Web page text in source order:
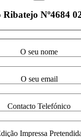
Nº4684
O seu nome
O seu email
Contacto Telefónico
Impressa